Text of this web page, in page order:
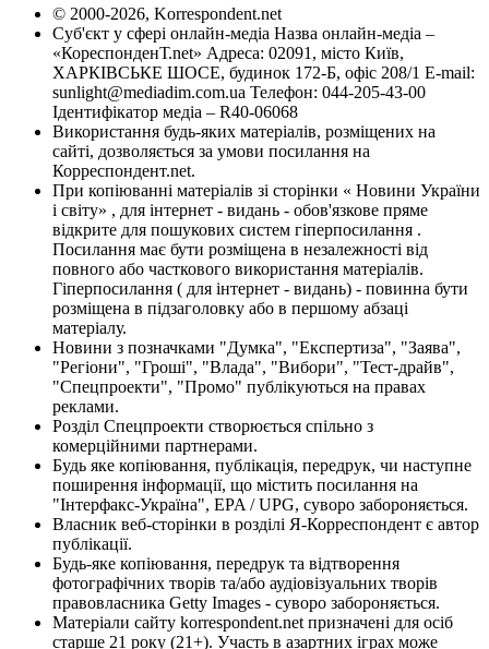
© 2000-2026, Korrespondent.net
Суб'єкт у сфері онлайн-медіа Назва онлайн-медіа –
«КореспонденТ.net» Адреса: 02091, місто Київ,
ХАРКІВСЬКЕ ШОСЕ, будинок 172-Б, офіс 208/1 E-mail:
sunlight@mediadim.com.ua Телефон: 044-205-43-00
Ідентифікатор медіа – R40-06068
Використання будь-яких матеріалів, розміщених на
сайті, дозволяється за умови посилання на
Корреспондент.net.
При копіюванні матеріалів зі сторінки « Новини України
і світу» , для інтернет - видань - обов'язкове пряме
відкрите для пошукових систем гіперпосилання .
Посилання має бути розміщена в незалежності від
повного або часткового використання матеріалів.
Гіперпосилання ( для інтернет - видань) - повинна бути
розміщена в підзаголовку або в першому абзаці
матеріалу.
Новини з позначками "Думка", "Експертиза", "Заява",
"Регіони", "Гроші", "Влада", "Вибори", "Тест-драйв",
"Спецпроекти", "Промо" публікуються на правах
реклами.
Розділ Спецпроекти створюється спільно з
комерційними партнерами.
Будь яке копіювання, публікація, передрук, чи наступне
поширення інформації, що містить посилання на
"Інтерфакс-Україна", EPA / UPG, суворо забороняється.
Власник веб-сторінки в розділі Я-Корреспондент є автор
публікації.
Будь-яке копіювання, передрук та відтворення
фотографічних творів та/або аудіовізуальних творів
правовласника Getty Images - суворо забороняється.
Матеріали сайту korrespondent.net призначені для осіб
старше 21 року (21+). Участь в азартних іграх може